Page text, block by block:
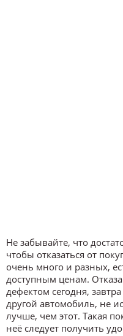
Не забывайте, что
чтобы отказаться от
очень много и разных,
доступным ценам.
дефектом сегодня,
другой автомобиль, не
лучше, чем этот. Такая
неё следует получить